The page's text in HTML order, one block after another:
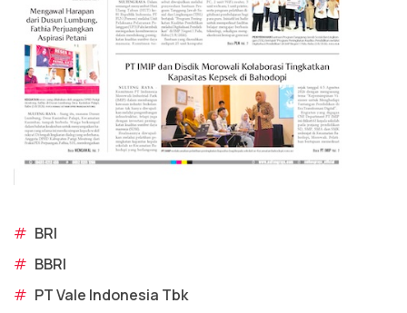
# BRI
# BBRI
# PT Vale Indonesia Tbk